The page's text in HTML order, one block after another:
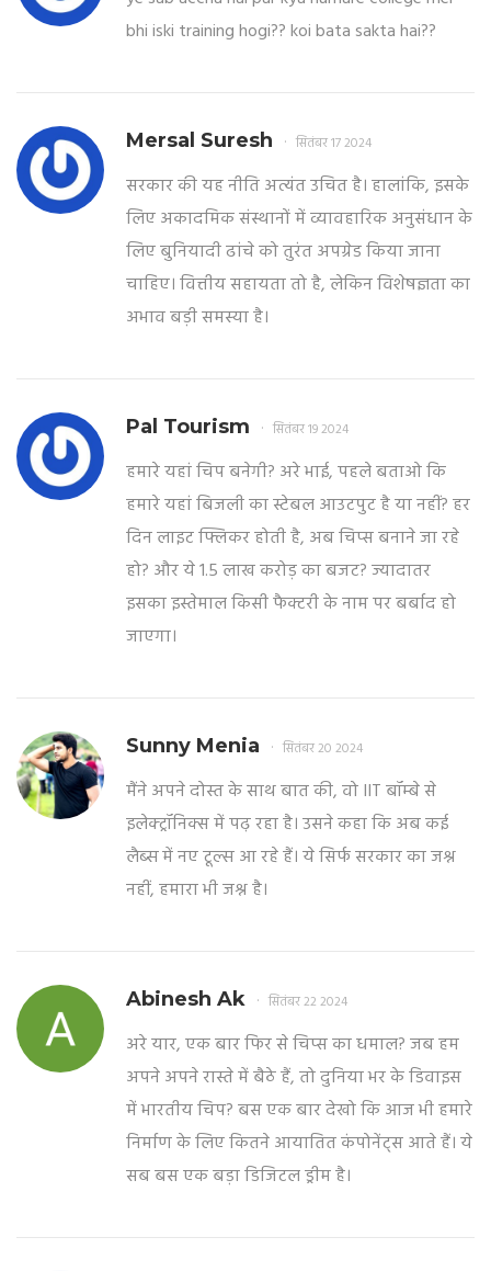
bhi iski training hogi?? koi bata sakta hai??
Mersal Suresh सितंबर 17 2024
सरकार की यह नीति अत्यंत उचित है। हालांकि, इसके
लिए अकादमिक संस्थानों में व्यावहारिक अनुसंधान के
लिए बुनियादी ढांचे को तुरंत अपग्रेड किया जाना
चाहिए। वित्तीय सहायता तो है, लेकिन विशेषज्ञता का
अभाव बड़ी समस्या है।
Pal Tourism सितंबर 19 2024
हमारे यहां चिप बनेगी? अरे भाई, पहले बताओ कि
हमारे यहां बिजली का स्टेबल आउटपुट है या नहीं? हर
दिन लाइट फ्लिकर होती है, अब चिप्स बनाने जा रहे
हो? और ये 1.5 लाख करोड़ का बजट? ज्यादातर
इसका इस्तेमाल किसी फैक्टरी के नाम पर बर्बाद हो
जाएगा।
Sunny Menia सितंबर 20 2024
मैंने अपने दोस्त के साथ बात की, वो IIT बॉम्बे से
इलेक्ट्रॉनिक्स में पढ़ रहा है। उसने कहा कि अब कई
लैब्स में नए टूल्स आ रहे हैं। ये सिर्फ सरकार का जश्न
नहीं, हमारा भी जश्न है।
Abinesh Ak सितंबर 22 2024
अरे यार, एक बार फिर से चिप्स का धमाल? जब हम
अपने अपने रास्ते में बैठे हैं, तो दुनिया भर के डिवाइस
में भारतीय चिप? बस एक बार देखो कि आज भी हमारे
निर्माण के लिए कितने आयातित कंपोनेंट्स आते हैं। ये
सब बस एक बड़ा डिजिटल ड्रीम है।